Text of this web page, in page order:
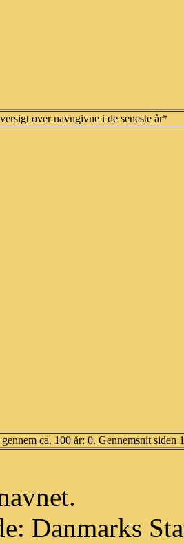
over navngivne i de seneste år*
ca. 100 år: 0. Gennemsnit siden
Danmarks